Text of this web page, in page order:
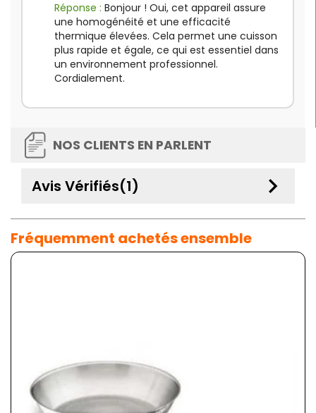
Réponse : Bonjour ! Oui, cet appareil assure
une homogénéité et une efficacité
thermique élevées. Cela permet une cuisson
plus rapide et égale, ce qui est essentiel dans
un environnement professionnel.
Cordialement.
NOS CLIENTS EN PARLENT
Avis Vérifiés(1) keyboard_arrow_down
Fréquemment achetés ensemble